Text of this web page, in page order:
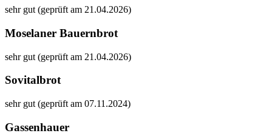
sehr gut (geprüft am 21.04.2026)
Moselaner Bauernbrot
sehr gut (geprüft am 21.04.2026)
Sovitalbrot
sehr gut (geprüft am 07.11.2024)
Gassenhauer